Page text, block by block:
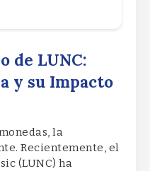
de LUNC:
y su Impacto
la
Recientemente, el
(LUNC) ha